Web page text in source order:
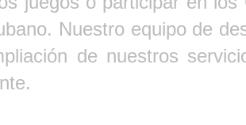
Nuestro equipo de
de nuestros